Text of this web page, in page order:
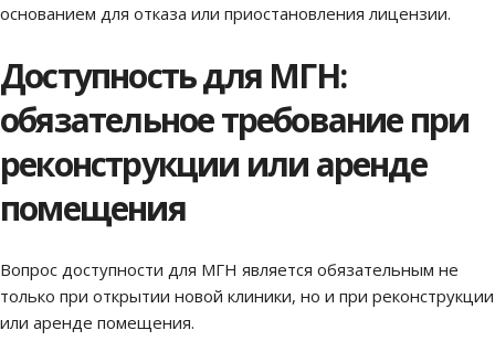
основанием для отказа или приостановления лицензии.
Доступность для МГН:
обязательное требование при
реконструкции или аренде
помещения
Вопрос доступности для МГН является обязательным не
только при открытии новой клиники, но и при реконструкции
или аренде помещения.